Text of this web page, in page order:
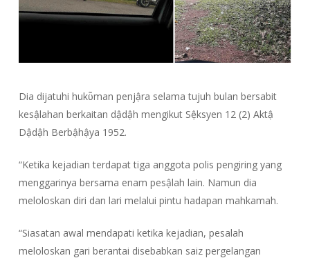
Dia dijatuhi hukῧman penjậra selama tujuh bulan bersabit
kesậlahan berkaitan dậdậh mengikut Sệksyen 12 (2) Aktậ
Dậdậh Berbậhậya 1952.
“Ketika kejadian terdapat tiga anggota polis pengiring yang
menggarinya bersama enam pesậlah lain. Namun dia
meloloskan diri dan lari melalui pintu hadapan mahkamah.
“Siasatan awal mendapati ketika kejadian, pesalah
meloloskan gari berantai disebabkan saiz pergelangan